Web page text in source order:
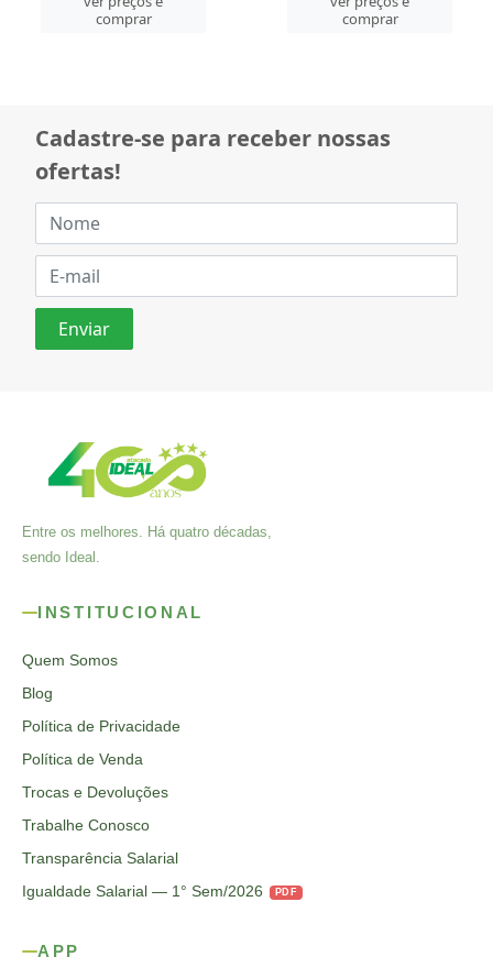
comprar
comprar
Cadastre-se para receber nossas
ofertas!
Entre os melhores. Há quatro décadas,
sendo Ideal.
INSTITUCIONAL
Quem Somos
Blog
Política de Privacidade
Política de Venda
Trocas e Devoluções
Trabalhe Conosco
Transparência Salarial
Igualdade Salarial — 1° Sem/2026
PDF
APP